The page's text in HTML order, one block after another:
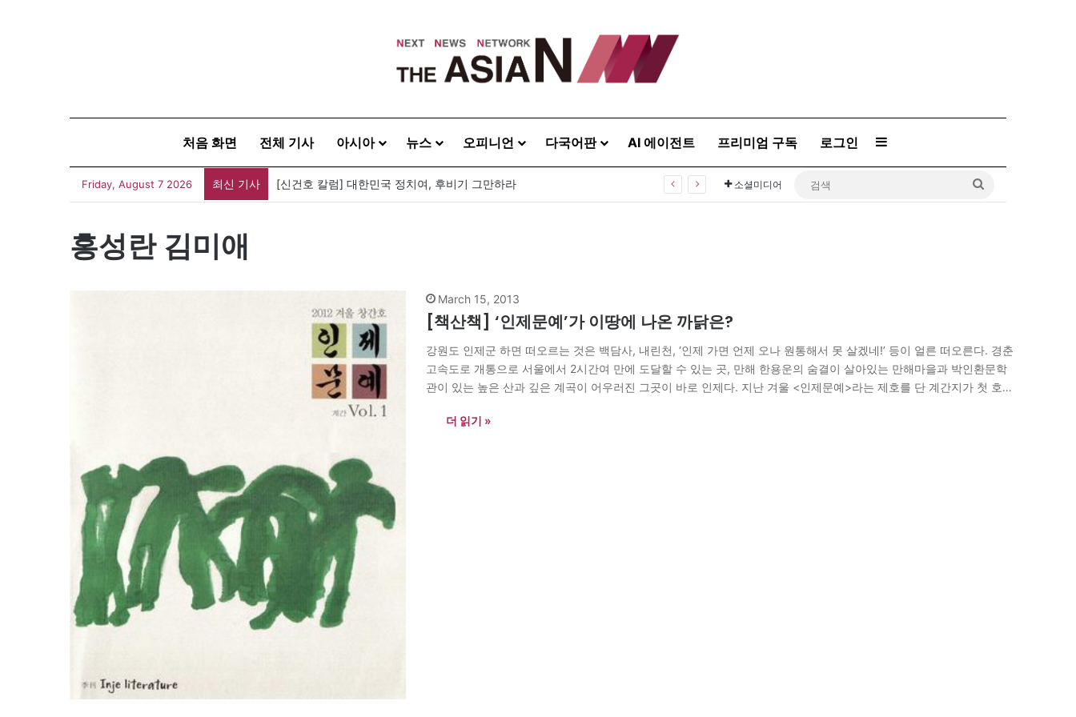
처음 화면 전체 기사 아시아 뉴스 오피니언 다국어판 AI 에이전트 프리미엄 구독 로그인 Sidebar
Friday, August 7 2026 최신 기사 [신건호 칼럼] 대한민국 정치여, 후비기 그만하라 소셜미디어
홍성란 김미애
March 15, 2013
[책산책] ‘인제문예’가 이땅에 나온 까닭은?
강원도 인제군 하면 떠오르는 것은 백담사, 내린천, ‘인제 가면 언제 오나 원통해서 못 살겠네!’ 등이 얼른 떠오른다. 경춘
고속도로 개통으로 서울에서 2시간여 만에 도달할 수 있는 곳, 만해 한용운의 숨결이 살아있는 만해마을과 박인환문학
관이 있는 높은 산과 깊은 계곡이 어우러진 그곳이 바로 인제다. 지난 겨울 <인제문예>라는 제호를 단 계간지가 첫 호를
더 읽기 »